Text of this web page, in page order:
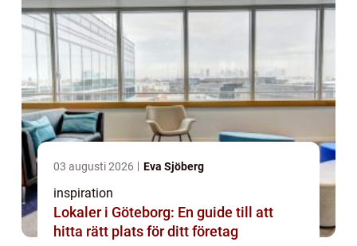
03 augusti 2026 Eva Sjöberg
inspiration
Lokaler i Göteborg: En guide till att
hitta rätt plats för ditt företag